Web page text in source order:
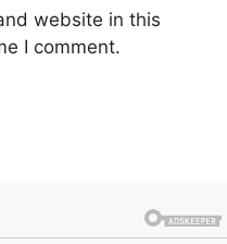
website in this
I comment.